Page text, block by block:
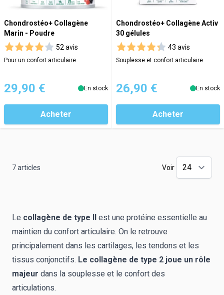
Chondrostéo+ Collagène
Marin - Poudre
52 avis
Pour un confort articulaire
29,90 € En stock
Acheter
Chondrostéo+ Collagène Activ
30 gélules
43 avis
Souplesse et confort articulaire
26,90 € En stock
Acheter
7articles Voir
Le collagène de type II est une protéine essentielle au
maintien du confort articulaire. On le retrouve
principalement dans les cartilages, les tendons et les
tissus conjonctifs. Le collagène de type 2 joue un rôle
majeur dans la souplesse et le confort des
articulations.